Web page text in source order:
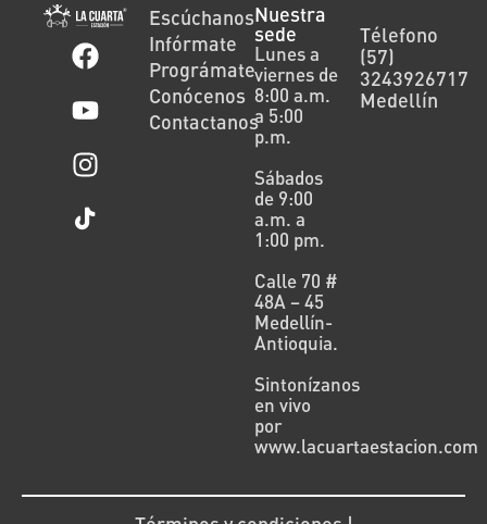
Escúchanos
Infórmate
Prográmate
Conócenos
Contactanos
Nuestra
sede
Lunes a
viernes de
8:00 a.m.
a 5:00
p.m.
Sábados
de 9:00
a.m. a
1:00 pm.
Calle 70 #
48A – 45
Medellín-
Antioquia.
Sintonízanos
en vivo
por
www.lacuartaestacion.com
Télefono
(57)
3243926717
Medellín